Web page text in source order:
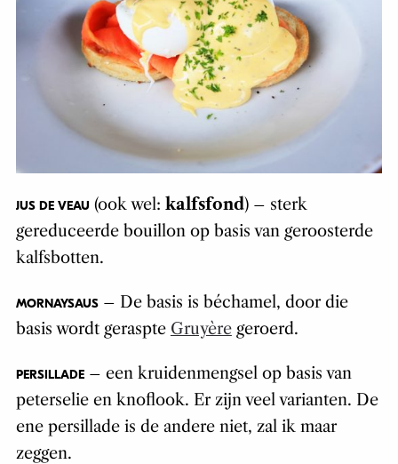
JUS DE VEAU (ook wel: kalfsfond) – sterk
gereduceerde bouillon op basis van geroosterde
kalfsbotten.
MORNAYSAUS– De basis is béchamel, door die
basis wordt geraspte Gruyèregeroerd.
PERSILLADE– een kruidenmengsel op basis van
peterselie en knoflook. Er zijn veel varianten. De
ene persillade is de andere niet, zal ik maar
zeggen.